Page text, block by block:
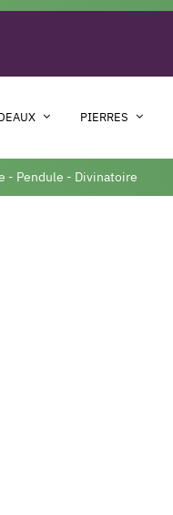
PIERRES
- Pendule - Divinatoire